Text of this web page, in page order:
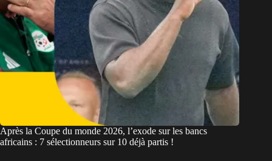
Après la Coupe du monde 2026, l’exode sur les bancs
africains : 7 sélectionneurs sur 10 déjà partis !